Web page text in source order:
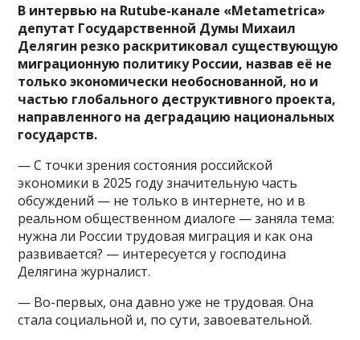
В интервью на Rutube-канале «Metametrica»
депутат Государственной Думы Михаил
Делягин резко раскритиковал существующую
миграционную политику России, назвав её не
только экономически необоснованной, но и
частью глобального деструктивного проекта,
направленного на деградацию национальных
государств.
— С точки зрения состояния российской
экономики в 2025 году значительную часть
обсуждений — не только в интернете, но и в
реальном общественном диалоге — заняла тема:
нужна ли России трудовая миграция и как она
развивается? — интересуется у господина
Делягина журналист.
— Во-первых, она давно уже не трудовая. Она
стала социальной и, по сути, завоевательной.